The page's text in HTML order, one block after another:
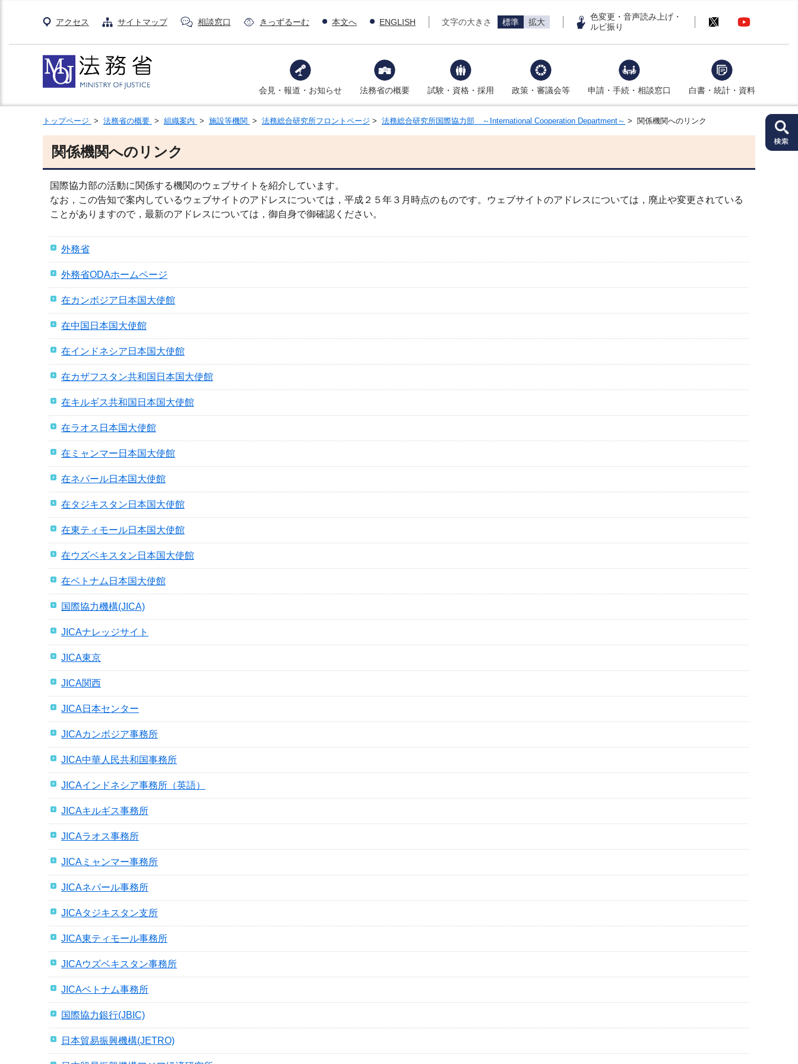
アクセス サイトマップ 相談窓口 きっずるーむ 本文へ ENGLISH 文字の大きさ 標準 拡大
色変更・音声読み上げ・
ルビ振り
会見・報道・お知らせ 法務省の概要 試験・資格・採用 政策・審議会等 申請・手続・相談窓口 白書・統計・資料
トップページ > 法務省の概要 > 組織案内 > 施設等機関 > 法務総合研究所フロントページ > 法務総合研究所国際協力部 ～International Cooperation Department～ > 関係機関へのリンク
関係機関へのリンク
国際協力部の活動に関係する機関のウェブサイトを紹介しています。
なお，この告知で案内しているウェブサイトのアドレスについては，平成２５年３月時点のものです。ウェブサイトのアドレスについては，廃止や変更されている
ことがありますので，最新のアドレスについては，御自身で御確認ください。
外務省
外務省ODAホームページ
在カンボジア日本国大使館
在中国日本国大使館
在インドネシア日本国大使館
在カザフスタン共和国日本国大使館
在キルギス共和国日本国大使館
在ラオス日本国大使館
在ミャンマー日本国大使館
在ネパール日本国大使館
在タジキスタン日本国大使館
在東ティモール日本国大使館
在ウズベキスタン日本国大使館
在ベトナム日本国大使館
国際協力機構(JICA)
JICAナレッジサイト
JICA東京
JICA関西
JICA日本センター
JICAカンボジア事務所
JICA中華人民共和国事務所
JICAインドネシア事務所（英語）
JICAキルギス事務所
JICAラオス事務所
JICAミャンマー事務所
JICAネパール事務所
JICAタジキスタン支所
JICA東ティモール事務所
JICAウズベキスタン事務所
JICAベトナム事務所
国際協力銀行(JBIC)
日本貿易振興機構(JETRO)